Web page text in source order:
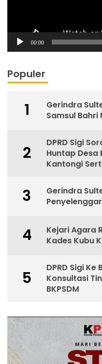
00:00
Populer
1
Gerindra
Samsul Bahri
2
DPRD Sigi
Huntap Desa
Kantongi
3
Gerindra
4
Kejari Agara
Kades Kubu
5
DPRD Sigi
Konsultasi
BKPSDM